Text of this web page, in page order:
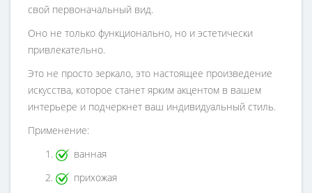
свой первоначальный вид.
Оно не только функционально, но и эстетически
привлекательно.
Это не просто зеркало, это настоящее произведение
искусства, которое станет ярким акцентом в вашем
интерьере и подчеркнет ваш индивидуальный стиль.
Применение:
ванная
прихожая